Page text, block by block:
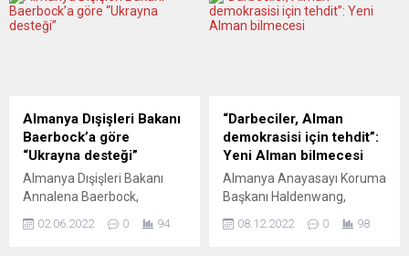
Almanya Dışişleri Bakanı
Baerbock’a göre
“Ukrayna desteği”
Almanya Dışişleri Bakanı
Annalena Baerbock,
Rusya’ya karşı savaşan
Ukrayna’yı destekleme
02.06.2022 0 94
“Darbeciler, Alman
demokrasisi için tehdit”:
Yeni Alman bilmecesi
Almanya Anayasayı Koruma
Başkanı Haldenwang,
“Reichsbürger” ile ilgili
açıklamasında, “Bunlar farklı
08.12.2022 0 98